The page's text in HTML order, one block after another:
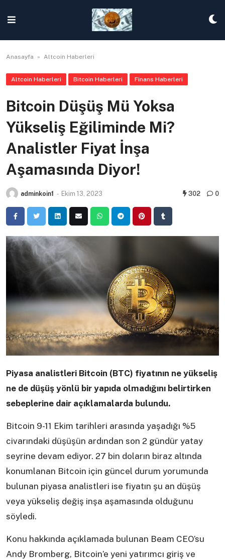
content
Anasayfa » Altcoin Haberleri
Altcoin Haberleri Bitcoin Haberleri Finans Haberleri
Bitcoin Düşüş Mü Yoksa
Yükseliş Eğiliminde Mi?
Analistler Fiyat İnşa
Aşamasında Diyor!
adminkoin1 - Ekim 13, 2023 302 0
Piyasa analistleri Bitcoin (BTC) fiyatının ne yükseliş
ne de düşüş yönlü bir yapıda olmadığını belirtirken
sebeplerine dair açıklamalarda bulundu.
Bitcoin 9-11 Ekim tarihleri arasında yaşadığı %5
civarındaki düşüşün ardından son 2 gündür yatay
seyrine devam ediyor. 27 bin doların biraz altında
konumlanan Bitcoin için güncel durum yorumunda
bulunan piyasa analistleri ise fiyatın şu an düşüş
veya yükseliş değiş inşa aşamasında olduğunu
söyledi.
Konu hakkında açıklamada bulunan Beam CEO’su
Andy Bromberg, Bitcoin’e yeni yatırımcı giriş ve